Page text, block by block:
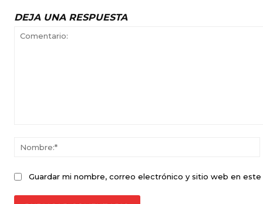
DEJA UNA RESPUESTA
Guardar mi nombre, correo electrónico y sitio web en